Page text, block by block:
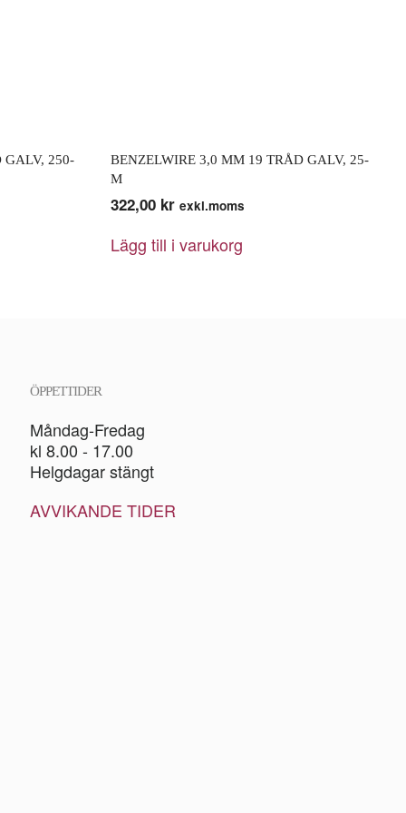
GALV, 250-
BENZELWIRE 3,0 MM 19 TRÅD GALV, 25-
M
322,00 kr exkl.moms
Lägg till i varukorg
ÖPPETTIDER
Måndag-Fredag
kl 8.00 - 17.00
Helgdagar stängt
AVVIKANDE TIDER